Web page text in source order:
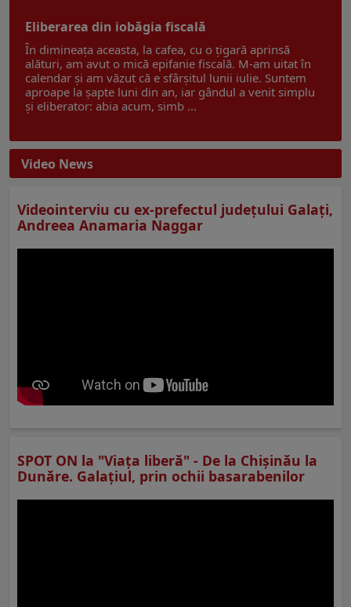
Eliberarea din iobăgia fiscală
În dimineața aceasta, la cafea, cu o țigară aprinsă
alături, am avut o mică epifanie fiscală. M-am uitat în
calendar și am văzut că e sfârșitul lunii iulie. Suntem
aproape la șapte luni din an, iar gândul a venit simplu
și eliberator: abia acum, simb ...
Video News
Videointerviu cu ex-prefectul judeţului Galaţi,
Andreea Anamaria Naggar
SPOT ON la "Viaţa liberă" - De la Chișinău la
Dunăre. Galațiul, prin ochii basarabenilor